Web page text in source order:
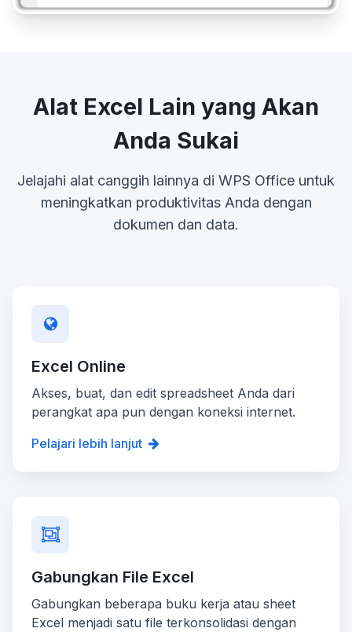
Alat Excel Lain yang Akan
Anda Sukai
Jelajahi alat canggih lainnya di WPS Office untuk
meningkatkan produktivitas Anda dengan
dokumen dan data.
Excel Online
Akses, buat, dan edit spreadsheet Anda dari
perangkat apa pun dengan koneksi internet.
Pelajari lebih lanjut
Gabungkan File Excel
Gabungkan beberapa buku kerja atau sheet
Excel menjadi satu file terkonsolidasi dengan